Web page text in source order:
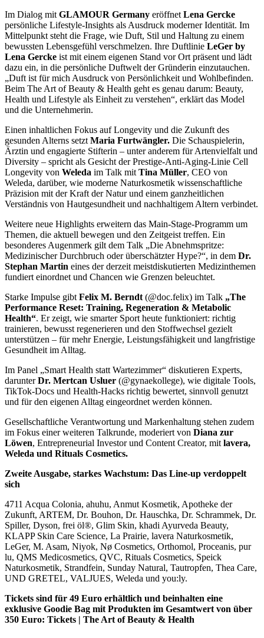
Im Dialog mit GLAMOUR Germany eröffnet Lena Gercke
persönliche Lifestyle-Insights als Ausdruck moderner Identität. Im
Mittelpunkt steht die Frage, wie Duft, Stil und Haltung zu einem
bewussten Lebensgefühl verschmelzen. Ihre Duftlinie LeGer by
Lena Gercke ist mit einem eigenen Stand vor Ort präsent und lädt
dazu ein, in die persönliche Duftwelt der Gründerin einzutauchen.
„Duft ist für mich Ausdruck von Persönlichkeit und Wohlbefinden.
Beim The Art of Beauty & Health geht es genau darum: Beauty,
Health und Lifestyle als Einheit zu verstehen“, erklärt das Model
und die Unternehmerin.
Einen inhaltlichen Fokus auf Longevity und die Zukunft des
gesunden Alterns setzt Maria Furtwängler. Die Schauspielerin,
Ärztin und engagierte Stifterin – unter anderem für Artenvielfalt und
Diversity – spricht als Gesicht der Prestige-Anti-Aging-Linie Cell
Longevity von Weleda im Talk mit Tina Müller, CEO von
Weleda, darüber, wie moderne Naturkosmetik wissenschaftliche
Präzision mit der Kraft der Natur und einem ganzheitlichen
Verständnis von Hautgesundheit und nachhaltigem Altern verbindet.
Weitere neue Highlights erweitern das Main-Stage-Programm um
Themen, die aktuell bewegen und den Zeitgeist treffen. Ein
besonderes Augenmerk gilt dem Talk „Die Abnehmspritze:
Medizinischer Durchbruch oder überschätzter Hype?“, in dem Dr.
Stephan Martin eines der derzeit meistdiskutierten Medizinthemen
fundiert einordnet und Chancen wie Grenzen beleuchtet.
Starke Impulse gibt Felix M. Berndt (@doc.felix) im Talk „The
Performance Reset: Training, Regeneration & Metabolic
Health“. Er zeigt, wie smarter Sport heute funktioniert: richtig
trainieren, bewusst regenerieren und den Stoffwechsel gezielt
unterstützen – für mehr Energie, Leistungsfähigkeit und langfristige
Gesundheit im Alltag.
Im Panel „Smart Health statt Wartezimmer“ diskutieren Experts,
darunterDr. Mertcan Usluer (@gynaekollege), wie digitale Tools,
TikTok-Docs und Health-Hacks richtig bewertet, sinnvoll genutzt
und für den eigenen Alltag eingeordnet werden können.
Gesellschaftliche Verantwortung und Markenhaltung stehen zudem
im Fokus einer weiteren Talkrunde, moderiert von Diana zur
Löwen, Entrepreneurial Investor und Content Creator, mit lavera,
Weleda und Rituals Cosmetics.
Zweite Ausgabe, starkes Wachstum: Das Line-up verdoppelt
sich
4711 Acqua Colonia, ahuhu, Anmut Kosmetik, Apotheke der
Zukunft, ARTEM, Dr. Bouhon, Dr. Hauschka, Dr. Schrammek, Dr.
Spiller, Dyson, frei öl®, Glim Skin, khadi Ayurveda Beauty,
KLAPP Skin Care Science, La Prairie, lavera Naturkosmetik,
LeGer, M. Asam, Niyok, Nø Cosmetics, Orthomol, Proceanis, pur
lu, QMS Medicosmetics, QVC, Rituals Cosmetics, Speick
Naturkosmetik, Strandfein, Sunday Natural, Tautropfen, Thea Care,
UND GRETEL, VALJUES, Weleda und you:ly.
Tickets sind für 49 Euro erhältlich und beinhalten eine
exklusive Goodie Bag mit Produkten im Gesamtwert von über
350 Euro: Tickets | The Art of Beauty & Health